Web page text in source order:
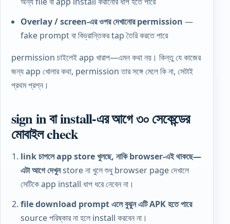
Overlay / screen-এর ওপর দেখানোর permission —
fake prompt বা বিভ্রান্তিকর tap তৈরি করতে পারে
permission চাইলেই app খারাপ—এমন কথা নয়। কিন্তু যে কাজের
জন্য app খোলার কথা, permission তার সঙ্গে মেলে কি না, সেটাই
প্রথম প্রশ্ন।
sign in বা install-এর আগে ৩০ সেকেন্ডের
মোবাইল check
link চাপলে app store খুলছে, নাকি browser-এই থাকছে—
এটা আগে দেখুনstore না খুলে শুধু browser page দেখালে
সেটিকে app install ধাপ ধরে নেবেন না।
file download prompt এলে বুঝুন এটি APK হতে পারে
source পরিষ্কার না হলে install করবেন না।